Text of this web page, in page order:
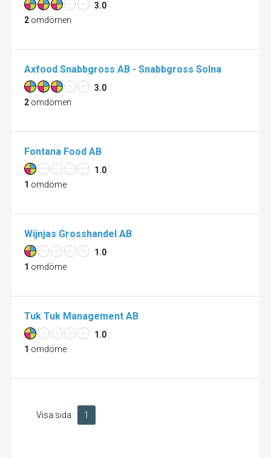
3.0
2 omdömen
Axfood Snabbgross AB - Snabbgross Solna
3.0
2 omdömen
Fontana Food AB
1.0
1 omdöme
Wijnjas Grosshandel AB
1.0
1 omdöme
Tuk Tuk Management AB
1.0
1 omdöme
Visa sida: 1